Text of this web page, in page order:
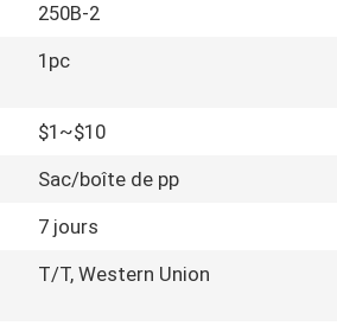
250B-2
1pc
$1~$10
Sac/boîte de pp
7 jours
T/T, Western Union